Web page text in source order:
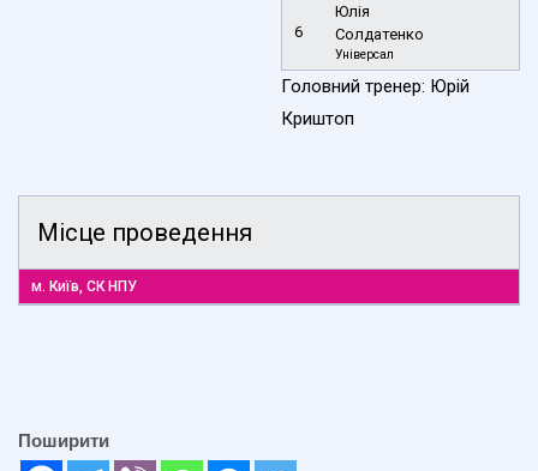
6
Юлія
Солдатенко
Універсал
Головний тренер: Юрій
Криштоп
Місце проведення
м. Київ, СК НПУ
Поширити